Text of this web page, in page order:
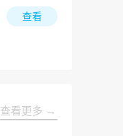
查看
查看更多 →